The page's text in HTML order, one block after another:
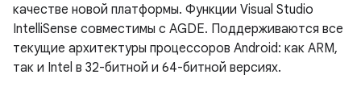
качестве новой платформы. Функции Visual Studio
IntelliSense совместимы с AGDE. Поддерживаются все
текущие архитектуры процессоров Android: как ARM,
так и Intel в 32-битной и 64-битной версиях.